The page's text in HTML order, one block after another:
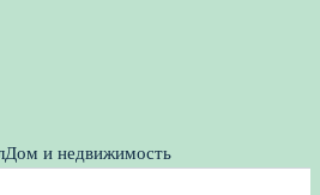
Дом и недвижимость